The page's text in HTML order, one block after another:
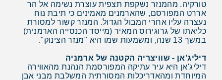
טורקיה. מהמנזר נשקפת תצפית עוצרת נשימה אל הר
אררט המפורסם, שהארמנים מאמינים כי תיבת נוח
נעצרה עליו אחרי המבול הגדול. המנזר קשור למסורת
כליאתו של גרוגירוס המאיר (מייסד הכנסייה הארמנית)
במשך 13 שנה, ומשמעות שמו היא "מנזר הצינוק".
דיליג'אן - שוויצריה הקטנה של ארמניה
דיליג'אן היא עיר עתיקה המפורסמת הנהנת מהאווירה
המיוחדת ומהאדריכלות המסורתית המשלבת מבני אבן